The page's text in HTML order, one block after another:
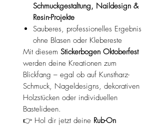
Schmuckgestaltung, Naildesign &
Resin-Projekte
Sauberes, professionelles Ergebnis
ohne Blasen oder Klebereste
Mit diesem Stickerbogen Oktoberfest
werden deine Kreationen zum
Blickfang – egal ob auf Kunstharz-
Schmuck, Nageldesigns, dekorativen
Holzstücken oder individuellen
Bastelideen.
👉 Hol dir jetzt deine Rub-On